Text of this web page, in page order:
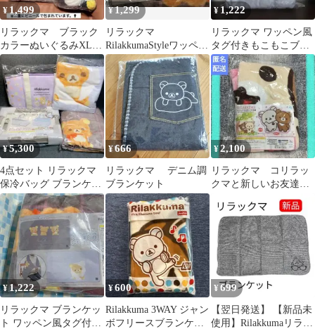
¥ 1,499
リラックマ ブラック
カラーぬいぐるみXL、
ワッペン風タグ付きも
こもこブランケット
¥1,299
リラックマ
RilakkumaStyleワッペン
風タグもこもこブラン
ケット１２０㌢
¥ 1,222
リラックマ ワッペン風
タグ付きもこもこブラ
ンケット ②
¥5,300
4点セット リラックマ
保冷バッグ ブランケッ
ト ひざ掛け 折りたたみ
バスケット
¥666
リラックマ デニム調
ブランケット
¥2,100
リラックマ コリラッ
クマと新しいお友達
ダイカットブランケッ
ト
¥1,222
リラックマ ブランケッ
ト ワッペン風タグ付き
¥600
Rilakkuma 3WAY ジャン
ボフリースブランケッ
¥ 699
【翌日発送】 【新品未
使用】Rilakkumaリラッ